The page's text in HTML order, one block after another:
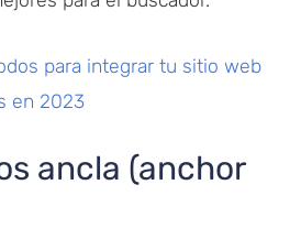
para integrar tu sitio web
en 2023
ancla (anchor